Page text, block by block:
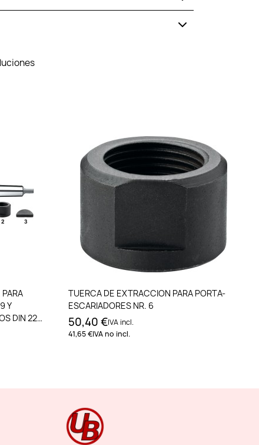
Y
DIN 222.
Añadir al carrito
TUERCA DE EXTRACCION PARA PORTA-
ESCARIADORES NR. 6
50,40 €IVA incl.
41,65 €IVA no incl.